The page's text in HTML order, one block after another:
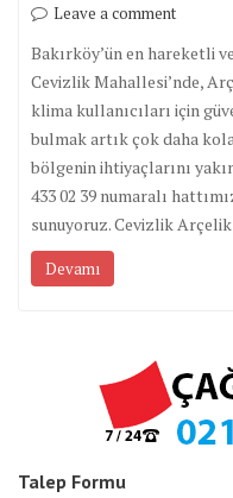
Leave a comment
Bakırköy’ün en hareketli
Cevizlik Mahallesi’nde,
klima kullanıcıları için
bulmak artık çok daha
bölgenin ihtiyaçlarını
433 02 39 numaralı
sunuyoruz. Cevizlik
Devamı
Talep Formu